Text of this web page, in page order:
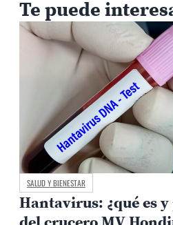
Te puede
SALUD Y BIENESTAR
Hantavirus: ¿qué es